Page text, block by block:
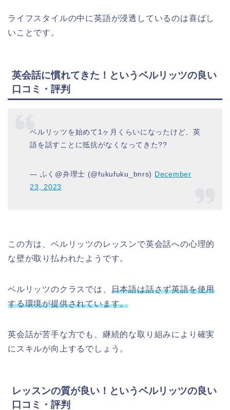
ライフスタイルの中に英語が浸透しているのは喜ばし
いことです。
英会話に慣れてきた！というベルリッツの良い
口コミ・評判
ベルリッツを始めて1ヶ月くらいになったけど、英
語を話すことに抵抗がなくなってきた??
— ふく@弁理士 (@fukufuku_bnrs) December
23, 2023
この方は、ベルリッツのレッスンで英会話への心理的
な壁が取り払われたようです。
ベルリッツのクラスでは、 日本語は話さず英語を使用
する環境が提供されています。
英会話が苦手な方でも、継続的な取り組みにより確実
にスキルが向上するでしょう。
レッスンの質が良い！というベルリッツの良い
口コミ・評判